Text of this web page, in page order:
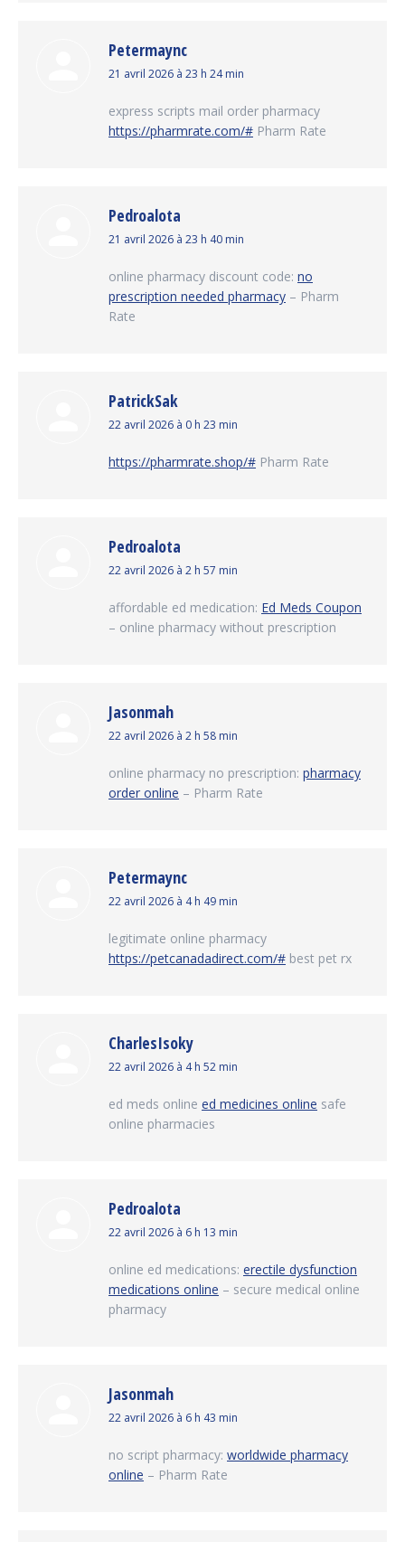
Petermaync
dit
21 avril 2026 à 23 h 24 min
express scripts mail order pharmacy
https://pharmrate.com/# Pharm Rate
Pedroalota
dit
21 avril 2026 à 23 h 40 min
online pharmacy discount code: no
prescription needed pharmacy – Pharm
Rate
PatrickSak
dit
22 avril 2026 à 0 h 23 min
https://pharmrate.shop/# Pharm Rate
Pedroalota
dit
22 avril 2026 à 2 h 57 min
affordable ed medication: Ed Meds Coupon
– online pharmacy without prescription
Jasonmah
dit
22 avril 2026 à 2 h 58 min
online pharmacy no prescription: pharmacy
order online – Pharm Rate
Petermaync
dit
22 avril 2026 à 4 h 49 min
legitimate online pharmacy
https://petcanadadirect.com/# best pet rx
CharlesIsoky
dit
22 avril 2026 à 4 h 52 min
ed meds online ed medicines online safe
online pharmacies
Pedroalota
dit
22 avril 2026 à 6 h 13 min
online ed medications: erectile dysfunction
medications online – secure medical online
pharmacy
Jasonmah
dit
22 avril 2026 à 6 h 43 min
no script pharmacy: worldwide pharmacy
online – Pharm Rate